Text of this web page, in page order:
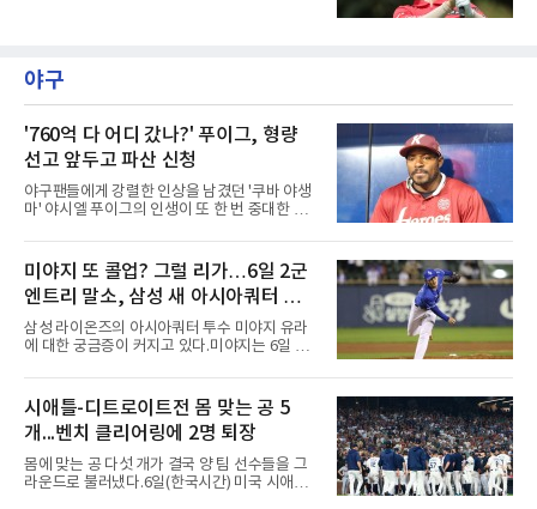
홀에서 경기하고 있다.
야구
'760억 다 어디 갔나?' 푸이그, 형량
선고 앞두고 파산 신청
야구팬들에게 강렬한 인상을 남겼던 '쿠바 야생
마' 야시엘 푸이그의 인생이 또 한 번 중대한 갈
거액을 벌었던 푸이그가 연방 사건 선고를 앞두
고 파산보호를 신청했다.푸이그는 최근 미국 플
로리다 파산 법원에 챕터11 파산보호 신청을 냈
다. 챕터11은 기업이나 개인이 채권자들과 협의
를 통해 재정 구조를 재편할 수 있도록 돕는 제도
다.미 매체들에 따르면 푸이그의 자산 규모는
1000만~5000만 달러(약 146억~730억 원), 부
산 내역 등 일부 필수 자료가 빠졌다며 서류 미비
를 지적했다.관심이 쏠리는 이
미야지 또 콜업? 그럴 리가…6일 2군
엔트리 말소, 삼성 새 아시아쿼터 찾았
나
삼성 라이온즈의 아시아쿼터 투수 미야지 유라
에 대한 궁금증이 커지고 있다.미야지는 6일 퓨
으로 2군 엔트리 말소는 1군 등록, 부상 관리, 선
수단 조정 등 여러 의미가 있을 수 있다. 하지만
현재 미야지의 상황을 고려하면 단순한 1군 콜
업 준비로 보기에는 무리가 있어보인다.미야지
는 올 시즌 강력한 구위로 기대를 모았지만, 1군
무대에서는 제구 불안이 반복됐다. 빠른 공이라
는 확실한 장점을 갖고 있음에도 볼넷과 사구가
시애틀-디트로이트전 몸 맞는 공 5
개...벤치 클리어링에 2명 퇴장
몸에 맞는 공 다섯 개가 결국 양 팀 선수들을 그
라운드로 불러냈다.6일(한국시간) 미국 시애틀